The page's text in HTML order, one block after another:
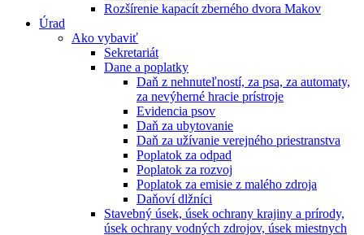
Rozšírenie kapacít zberného dvora Makov
Úrad
Ako vybaviť
Sekretariát
Dane a poplatky
Daň z nehnuteľností, za psa, za automaty,
za nevýherné hracie prístroje
Evidencia psov
Daň za ubytovanie
Daň za užívanie verejného priestranstva
Poplatok za odpad
Poplatok za rozvoj
Poplatok za emisie z malého zdroja
Daňoví dlžníci
Stavebný úsek, úsek ochrany krajiny a prírody,
úsek ochrany vodných zdrojov, úsek miestnych